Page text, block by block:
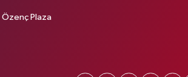
Özenç Plaza